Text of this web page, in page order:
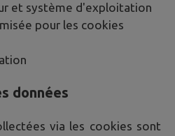
et système d'exploitation
pour les cookies
données
via les cookies sont